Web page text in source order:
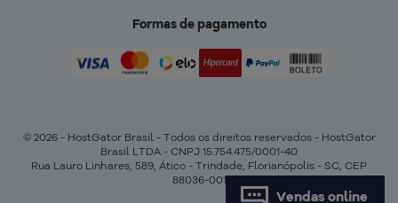
Vendas online
Report Ethical HackingFormas de pagamento
© 2026 - HostGator Brasil - Todos os direitos reservados - HostGator
Brasil LTDA - CNPJ 15.754.475/0001-40
Rua Lauro Linhares, 589, Ático - Trindade, Florianópolis - SC, CEP
88036-001